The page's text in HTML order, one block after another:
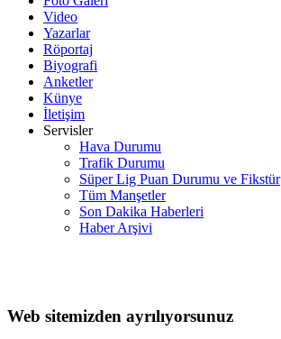
Video
Yazarlar
Röportaj
Biyografi
Anketler
Künye
İletişim
Servisler
Hava Durumu
Trafik Durumu
Süper Lig Puan Durumu ve Fikstür
Tüm Manşetler
Son Dakika Haberleri
Haber Arşivi
Web sitemizden ayrılıyorsunuz